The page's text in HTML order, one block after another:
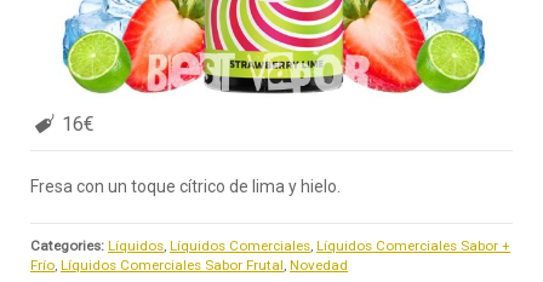
16€
Fresa con un toque cítrico de lima y hielo.
Categories: Líquidos, Líquidos Comerciales, Líquidos Comerciales Sabor +
Frío, Líquidos Comerciales Sabor Frutal, Novedad